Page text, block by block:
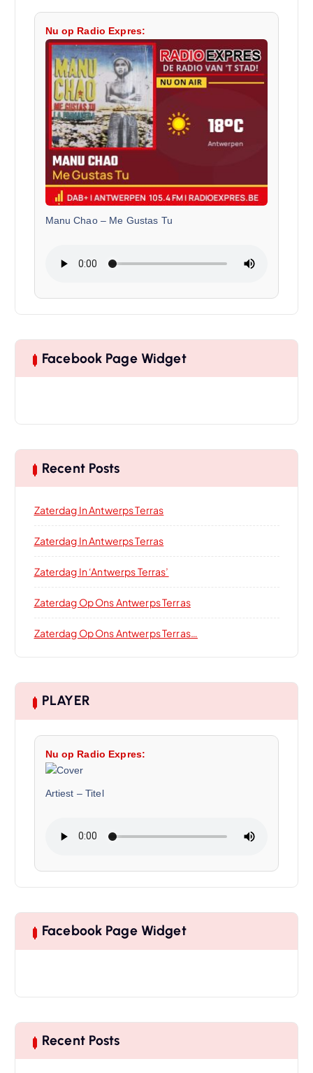
Nu op Radio Expres:
Manu Chao– Me Gustas Tu
Facebook Page Widget
Recent Posts
Zaterdag In Antwerps Terras
Zaterdag In Antwerps Terras
Zaterdag In ‘Antwerps Terras’
Zaterdag Op Ons Antwerps Terras
Zaterdag Op Ons Antwerps Terras…
PLAYER
Nu op Radio Expres:
Artiest – Titel
Facebook Page Widget
Recent Posts